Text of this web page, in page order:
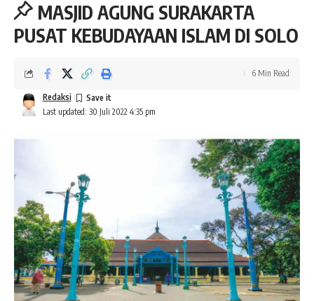
MASJID AGUNG SURAKARTA
PUSAT KEBUDAYAAN ISLAM DI SOLO
Last updated: 30 Juli 2022 4:35 pm
Redaksi
6 Min Read